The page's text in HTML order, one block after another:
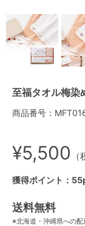
至福タオル梅染
商品番号：
¥5,500 （
獲得ポイント：
送料無料
※北海道・沖縄県への配